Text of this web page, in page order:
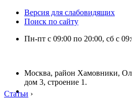
Версия для слабовидящих
Поиск по сайту
Пн-пт с 09:00 по 20:00, сб с
Москва, район Хамовники,
дом 3, строение 1.
Статьи ›